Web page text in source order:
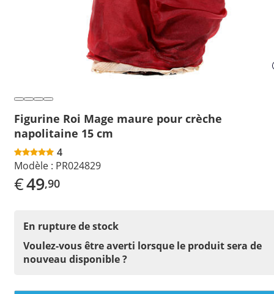
Figurine Roi Mage maure pour crèche
napolitaine 15 cm
4
Modèle : PR024829
€49,90
En rupture de stock
Voulez-vous être averti lorsque le produit sera de
nouveau disponible ?